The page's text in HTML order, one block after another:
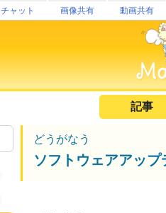
チャット 画像共有 動画共有
記事
どうがなう
ソフトウェアアッ